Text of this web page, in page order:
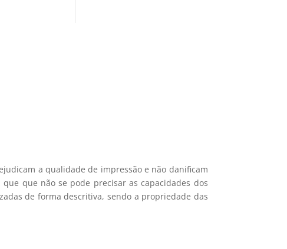
a qualidade de impressão e não danificam
que não se pode precisar as capacidades dos
de forma descritiva, sendo a propriedade das